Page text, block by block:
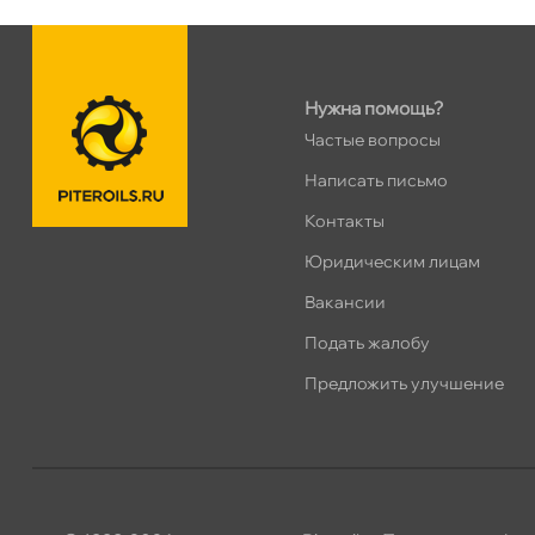
Сегодня, бесплатно
Сегодня, бесплатно
Нужна помощь?
Частые вопросы
Написать письмо
Контакты
Юридическим лицам
акансии
Подать жалобу
Предложить улучшение